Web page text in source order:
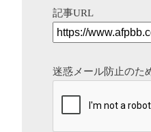
記事URL
迷惑メール防止のた